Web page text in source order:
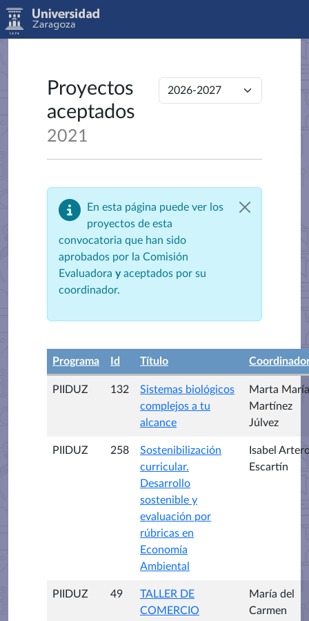
Proyectos
aceptados
2021
En esta página puede ver los
proyectos de esta
convocatoria que han sido
aprobados por la Comisión
Evaluadora yaceptados por su
coordinador.
Programa Id Título
PIIDUZ 132
Sistemas biológicos
complejos a tu
alcance
Marta María
Martínez
Júlvez
PIIDUZ 258
Sostenibilización
curricular.
Desarrollo
sostenible y
evaluación por
rúbricas en
Economía
Ambiental
Isabel
Escartín
PIIDUZ 49
TALLER DE
COMERCIO
María del
Carmen